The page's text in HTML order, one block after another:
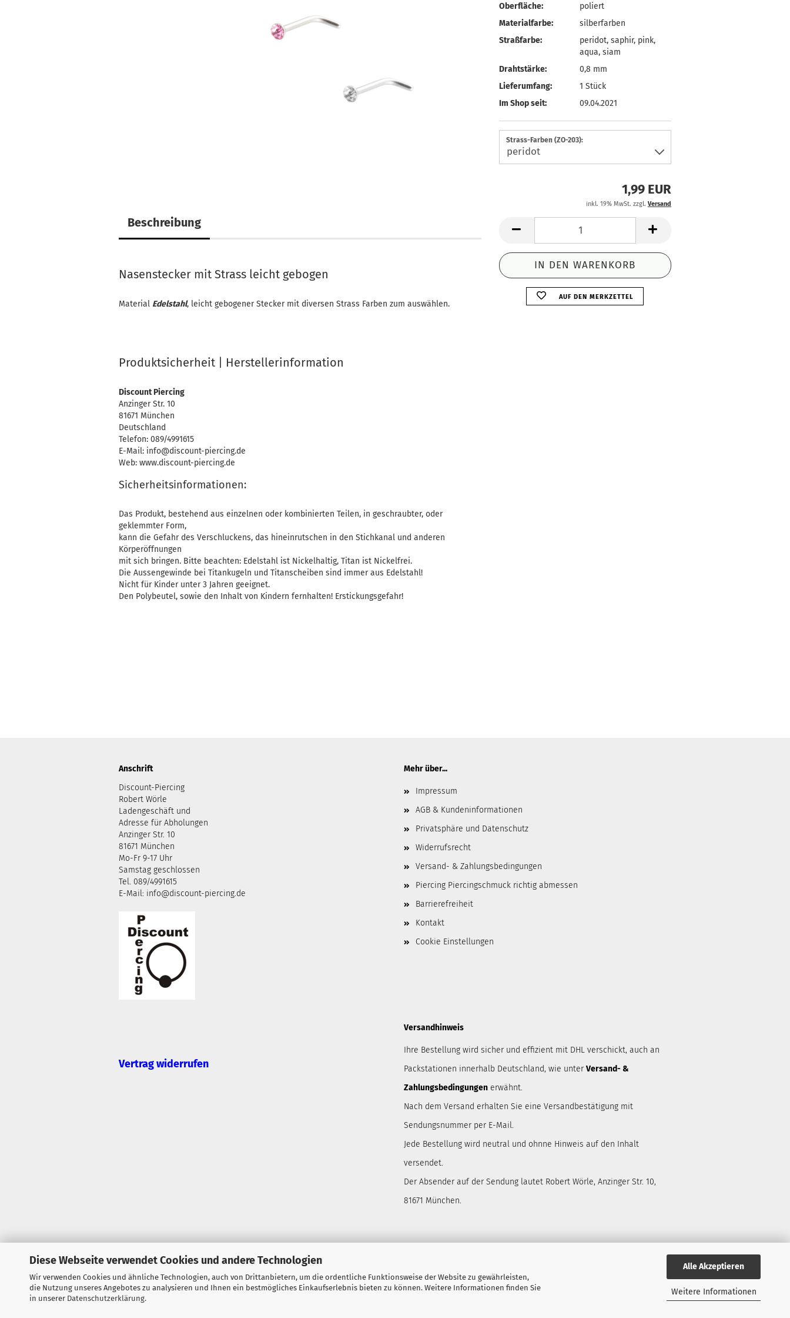
Diese Webseite verwendet Cookies und andere Technologien
Wir verwenden Cookies und ähnliche Technologien, auch von Drittanbietern, um die ordentliche Funktionsweise der Website zu gewährleisten,
die Nutzung unseres Angebotes zu analysieren und Ihnen ein bestmögliches Einkaufserlebnis bieten zu können. Weitere Informationen finden Sie
in unserer Datenschutzerklärung.
Alle Akzeptieren
Weitere Informationen
Oberfläche:
poliert
Materialfarbe:
silberfarben
Straßfarbe:
peridot, saphir, pink,
aqua, siam
Drahtstärke:
0,8 mm
Lieferumfang:
1 Stück
Im Shop seit:
09.04.2021
Strass-Farben (ZO-203):
1,99 EUR
inkl. 19% MwSt. zzgl. Versand
AUF DEN MERKZETTEL
Beschreibung
Nasenstecker mit Strass leicht gebogen
Material Edelstahl, leicht gebogener Stecker mit diversen Strass Farben zum auswählen.
Produktsicherheit | Herstellerinformation
Discount Piercing
Anzinger Str. 10
81671 München
Deutschland
Telefon: 089/4991615
E-Mail: info@discount-piercing.de
Web: www.discount-piercing.de
Sicherheitsinformationen:
Das Produkt, bestehend aus einzelnen oder kombinierten Teilen, in geschraubter, oder
geklemmter Form,
kann die Gefahr des Verschluckens, das hineinrutschen in den Stichkanal und anderen
Körperöffnungen
mit sich bringen. Bitte beachten: Edelstahl ist Nickelhaltig, Titan ist Nickelfrei.
Die Aussengewinde bei Titankugeln und Titanscheiben sind immer aus Edelstahl!
Nicht für Kinder unter 3 Jahren geeignet.
Den Polybeutel, sowie den Inhalt von Kindern fernhalten! Erstickungsgefahr!
Anschrift
Discount-Piercing
Robert Wörle
Ladengeschäft und
Adresse für Abholungen
Anzinger Str. 10
81671 München
Mo-Fr 9-17 Uhr
Samstag geschlossen
Tel. 089/4991615
E-Mail: info@discount-piercing.de
Mehr über...
Impressum
AGB & Kundeninformationen
Privatsphäre und Datenschutz
Widerrufsrecht
Versand- & Zahlungsbedingungen
Piercing Piercingschmuck richtig abmessen
Barrierefreiheit
Kontakt
Cookie Einstellungen
Vertrag widerrufen
Versandhinweis
Ihre Bestellung wird sicher und effizient mit DHL verschickt, auch an
Packstationen innerhalb Deutschland, wie unter Versand- &
Zahlungsbedingungen erwähnt.
Nach dem Versand erhalten Sie eine Versandbestätigung mit
Sendungsnummer per E-Mail.
Jede Bestellung wird neutral und ohnne Hinweis auf den Inhalt
versendet.
Der Absender auf der Sendung lautet Robert Wörle, Anzinger Str. 10,
81671 München.
Webshopby Gambio.de © 2026